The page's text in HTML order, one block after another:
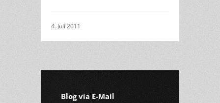
4. Juli 2011
Blog via E-Mail